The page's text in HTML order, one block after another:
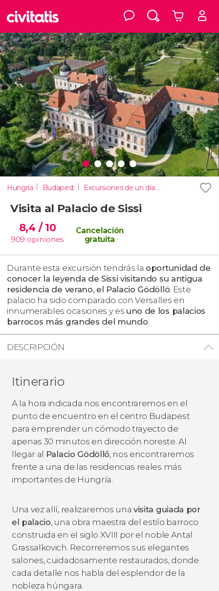
Hungría Budapest Excursiones de un día desde Budapest
Visita al Palacio de Sissi
8,4 / 10
909 opiniones
Cancelación
gratuita
Durante esta excursión tendrás la oportunidad de
conocer la leyenda de Sissi visitando su antigua
residencia de verano, el Palacio Gödöllö. Este
palacio ha sido comparado con Versalles en
innumerables ocasiones y es uno de los palacios
barrocos más grandes del mundo.
DESCRIPCIÓN
Itinerario
A la hora indicada nos encontraremos en el
punto de encuentro en el centro Budapest
para emprender un cómodo trayecto de
apenas 30 minutos en dirección noreste. Al
llegar al Palacio Gödöllő, nos encontraremos
frente a una de las residencias reales más
importantes de Hungría.
Una vez allí, realizaremos unavisita guiada por
el palacio, una obra maestra del estilo barroco
construida en el siglo XVIII por el noble Antal
Grassalkovich. Recorreremos sus elegantes
salones, cuidadosamente restaurados, donde
cada detalle nos habla del esplendor de la
nobleza húngara.